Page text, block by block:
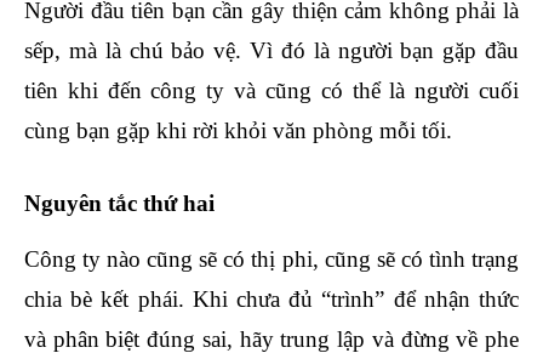
Người đầu tiên bạn cần gây thiện cảm không phải là
sếp, mà là chú bảo vệ. Vì đó là người bạn gặp đầu
tiên khi đến công ty và cũng có thể là người cuối
cùng bạn gặp khi rời khỏi văn phòng mỗi tối.
Nguyên tắc thứ hai
Công ty nào cũng sẽ có thị phi, cũng sẽ có tình trạng
chia bè kết phái. Khi chưa đủ “trình” để nhận thức
và phân biệt đúng sai, hãy trung lập và đừng về phe